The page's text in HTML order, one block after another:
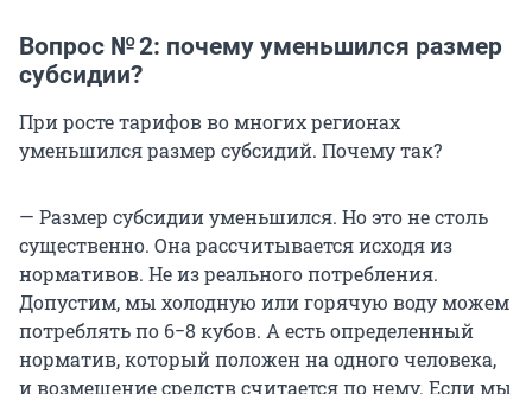
Вопрос № 2: почему уменьшился размер
субсидии?
При росте тарифов во многих регионах
уменьшился размер субсидий. Почему так?
— Размер субсидии уменьшился. Но это не столь
существенно. Она рассчитывается исходя из
нормативов. Не из реального потребления.
Допустим, мы холодную или горячую воду можем
потреблять по 6−8 кубов. А есть определенный
норматив, который положен на одного человека,
и возмещение средств считается по нему. Если мы